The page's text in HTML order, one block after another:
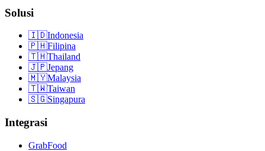
Solusi
🇮🇩Indonesia
🇵🇭Filipina
🇹🇭Thailand
🇯🇵Jepang
🇲🇾Malaysia
🇹🇼Taiwan
🇸🇬Singapura
Integrasi
GrabFood